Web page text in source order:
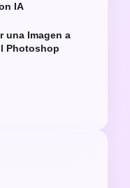
IA
una Imagen a
Photoshop